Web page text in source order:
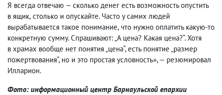
Я всегда отвечаю — сколько денег есть возможность опустить
в ящик, столько и опускайте. Часто у самих людей
вырабатывается такое понимание, что нужно оплатить какую-то
конкретную сумму. Спрашивают: „А цена? Какая цена?“. Хотя
в храмах вообще нет понятия „цена“, есть понятие „размер
пожертвования“, но и это простая условность», — резюмировал
Илларион.
Фото: информационный центр Барнаульской епархии